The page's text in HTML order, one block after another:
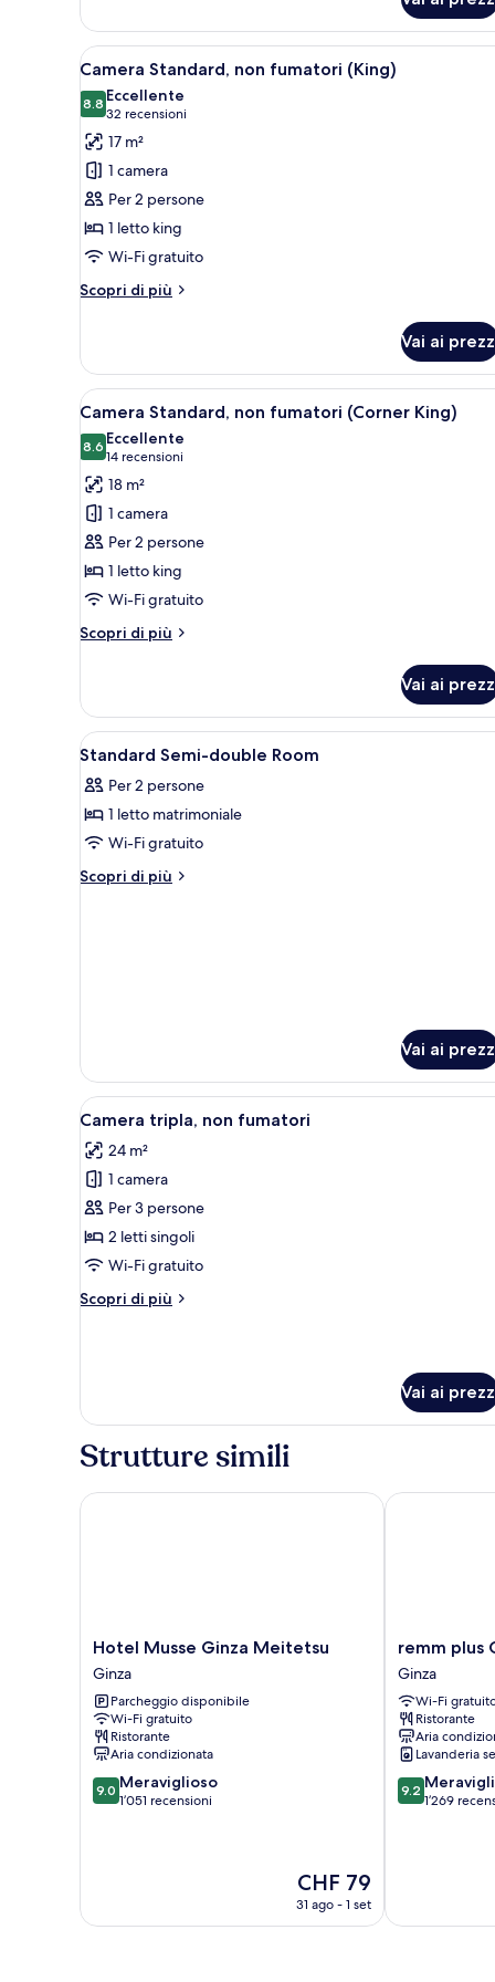
Apri
tutte
le
foto
per
Camera
Standard,
non
fumatori
(King)
Una camera d'albergo con
7
Camera Standard, non fumatori (King)
8.88.8 su 10
Eccellente
32 recensioni
(32
recensioni)
17 m²
1 camera
Per 2 persone
1 letto king
Wi-Fi gratuito
Scopri di più
Altri
Standard,
non
fumatori
(King)
Vai ai
Apri
tutte
le
foto
per
Camera
Standard,
non
fumatori
(Corner
Una camera d'albergo con
8
Camera Standard, non fumatori (Corner King)
8.68.6 su 10
Eccellente
14 recensioni
(14
recensioni)
18 m²
1 camera
Per 2 persone
1 letto king
Wi-Fi gratuito
Scopri di più
Altri
Standard,
non
fumatori
King)
Vai ai
Apri
tutte
le
foto
per
Standard
Camera d'albergo con un
1
Standard Semi-double Room
Per 2 persone
1 letto matrimoniale
Wi-Fi gratuito
Scopri di più
Altri
Vai ai
Apri
tutte
le
foto
per
Camera
tripla,
fumatori
Una camera d'albergo con
7
Camera tripla, non fumatori
24 m²
1 camera
Per 3 persone
2 letti singoli
Wi-Fi gratuito
Scopri di più
Altri
fumatori
Vai ai
Strutture simili
Hotel
Musse
Ginza
Meitetsu
Ginza
Hotel Musse Ginza Meitetsu
Ginza
Parcheggio disponibile
Wi-Fi gratuito
Ristorante
Aria condizionata
9.0
su
9.0 Meraviglioso
1’051 recensioni
Il
prezzo
attuale
CHF 79
31 ago - 1 set
Hotel Musse Ginza Meitetsu
remm
plus
Ginza
Ginza
remm plus
Ginza
Wi-Fi
Ristorante
Aria
Lavanderia
9.2
su
9.2
1’269
remm plus